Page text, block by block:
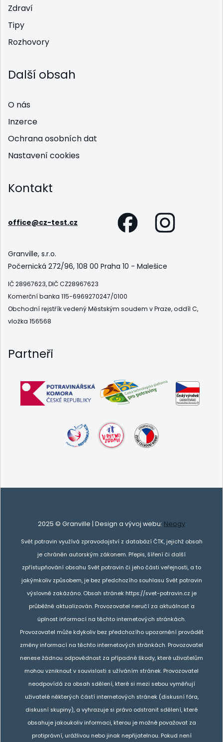
Zdraví
Tipy
Rozhovory
Další obsah
O nás
Inzerce
Ochrana osobních dat
Nastavení cookies
Kontakt
office@cz-test.cz
Granville, s.r.o.
Počernická 272/96, 108 00 Praha 10 - Malešice
IČ 28967623, DIČ CZ28967623
Komerční banka 115-6969270247/0100
Obchodní rejstřík vedený Městským soudem v Praze, oddíl C,
vložka 156568
Partneři
2025 © Granville | Design a vývoj webu: Neogy
Svět potravin využívá zpravodajství z databází ČTK, jejichž obsah
je chráněn autorským zákonem. Přepis, šíření či další
zpřístupňování obsahu Svět potravin či jeho části veřejnosti, a to
jakýmkoliv způsobem, je bez předchozího souhlasu Svět potravin
výslovně zakázáno. Obsah stránek https://svet-potravin.cz je
průběžně aktualizován. Provozovatel neručí za aktuálnost a
úplnost informací na těchto internetových stránkách.
Provozovatel může kdykoliv bez předchozího upozornění provádět
změny informací na těchto internetových stránkách. Provozovatel
nenese žádnou odpovědnost za případné škody, které uživatelům
mohou vzniknout v souvislosti s užíváním stránek. Provozovatel
neodpovídá za obsah sdělení, které si mezi sebou vyměňují
uživatelé některých částí internetových stránek (diskusní fóra,
diskusní skupiny), a vyhrazuje si právo odstranit sdělení, které
obsahuje jakoukoliv informaci, kterou je možné považovat za
protiprávní, urážlivou nebo jinak nepřijatelnou. Pokud není